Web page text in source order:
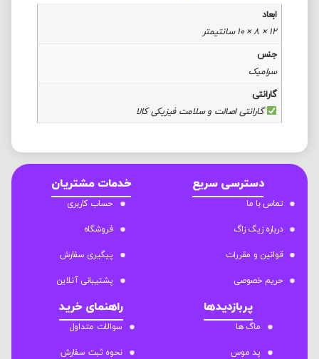
ابعاد
12 × 8 × 10 سانتیمتر
جنس
سرامیک
گارانتی
گارانتی اصالت و سلامت فیزیکی کالا
دسترسی سریع
تماس با ما
درباره زیگ زاگ
قوانین و مقررات
حریم خصوصی
خدمات مشتریان
حساب کاربری
فروشگاه
پیگیری سفارش
پشتیبانی آنلاین
پربازدیدها
ماگ ها
پد موس
راهنمای خرید
سوالات متداول
نحوه ثبت سفارش